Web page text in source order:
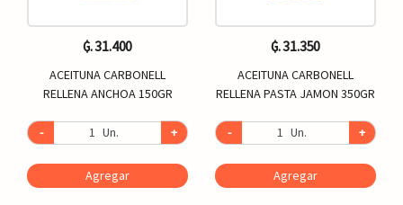
₲. 31.400
ACEITUNA CARBONELL
RELLENA ANCHOA 150GR
- Un. +
Agregar
₲. 31.350
ACEITUNA CARBONELL
RELLENA PASTA JAMON 350GR
- Un. +
Agregar